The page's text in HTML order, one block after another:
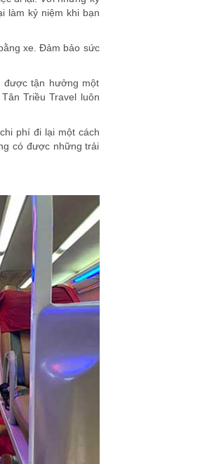
làm kỷ niệm khi bạn
xe. Đảm bảo sức
được tận hưởng một
Triều Travel luôn
phí đi lại một cách
có được những trải